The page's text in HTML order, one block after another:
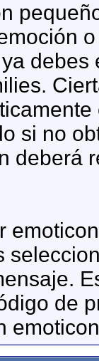
si no
deberá
de